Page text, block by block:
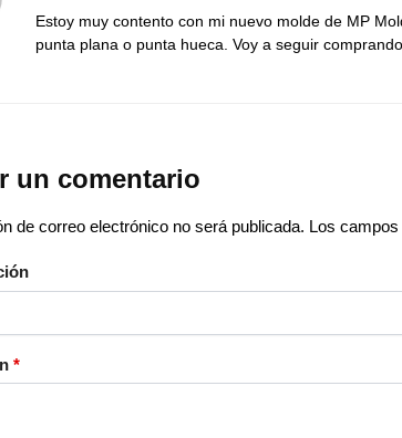
Estoy muy contento con mi nuevo molde de MP
punta plana o punta hueca. Voy a seguir
un comentario
de correo electrónico no será publicada. Los
*